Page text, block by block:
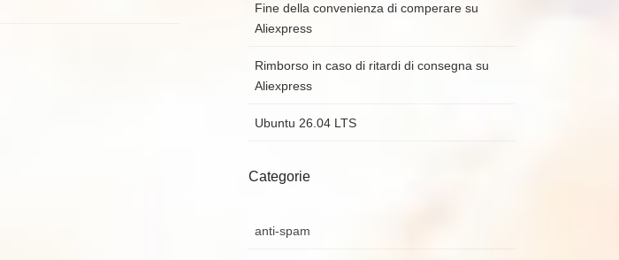
Fine della convenienza di comperare su
Aliexpress
Rimborso in caso di ritardi di consegna su
Aliexpress
Ubuntu 26.04 LTS
Categorie
anti-spam